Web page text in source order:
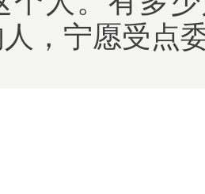
，宁愿受点